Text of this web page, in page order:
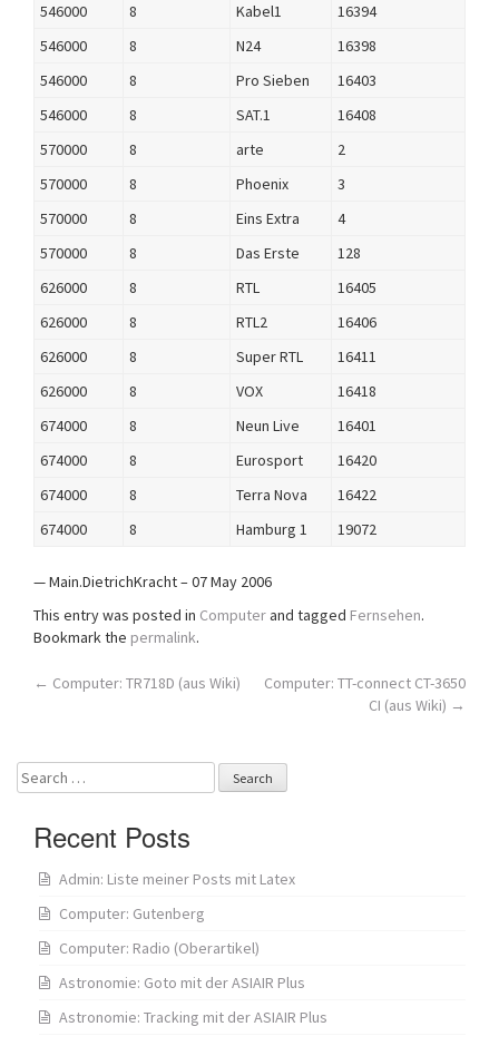
546000
8 Kabel1
16394
546000
8 N24
16398
546000
8 Pro Sieben
16403
546000
8 SAT.1
16408
570000
8 arte
2
570000
8 Phoenix
3
570000
8 Eins Extra
4
570000
8 Das Erste
128
626000
8 RTL
16405
626000
8 RTL2
16406
626000
8 Super RTL
16411
626000
8 VOX
16418
674000
8 Neun Live
16401
674000
8 Eurosport
16420
674000
8 Terra Nova
16422
674000
8 Hamburg 1 19072
— Main.DietrichKracht – 07 May 2006
This entry was posted in Computerand tagged Fernsehen.
Bookmark the permalink.
Post
← Computer: TR718D (aus Wiki)
Computer: TT-connect CT-3650
CI (aus Wiki) →
Search
for:
Recent Posts
Admin: Liste meiner Posts mit Latex
Computer: Gutenberg
Computer: Radio (Oberartikel)
Astronomie: Goto mit der ASIAIR Plus
Astronomie: Tracking mit der ASIAIR Plus